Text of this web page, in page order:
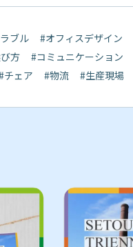
ブル #オフィスデザイン
方 #コミュニケーション
チェア #物流 #生産現場